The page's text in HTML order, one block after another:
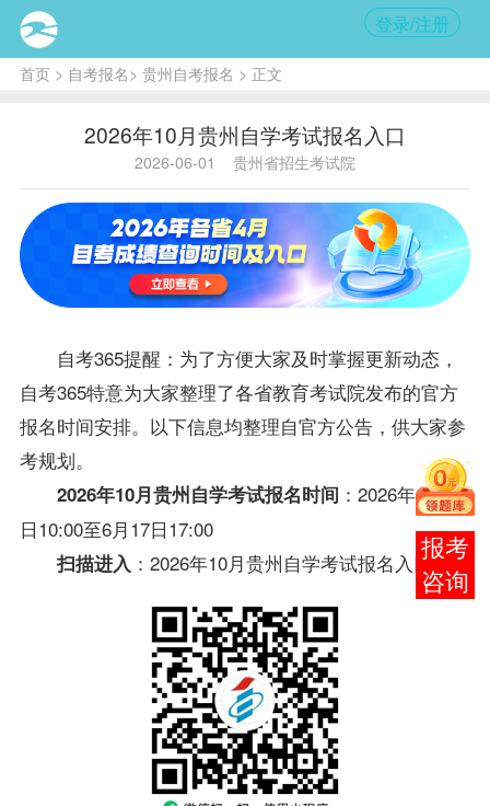
登录/注册
首页> 自考报名> 贵州自考报名 > 正文
2026年10月贵州自学考试报名入口
2026-06-01 贵州省招生考试院
自考365提醒：为了方便大家及时掌握更新动态，
自考365特意为大家整理了各省教育考试院发布的官方
报名时间安排。以下信息均整理自官方公告，供大家参
考规划。
2026年10月贵州自学考试报名时间 ：2026年6月11
日10:00至6月17日17:00
扫描进入 ：2026年10月贵州自学考试报名入口
报考
咨询